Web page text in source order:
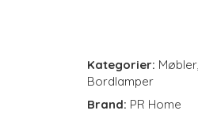
Kategorier: Møbler,
Bordlamper
Brand: PR Home